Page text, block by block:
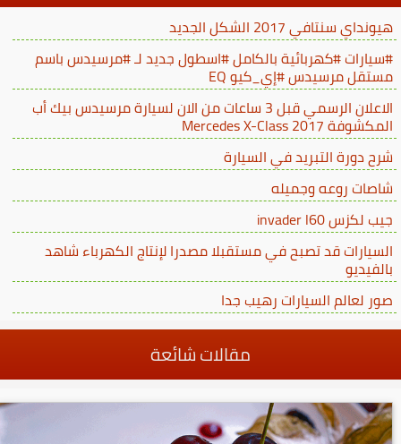
هيونداي سنتافي 2017 الشكل الجديد
#سيارات #كهربائية بالكامل #اسطول جديد لـ #مرسيدس باسم
مستقل مرسيدس #إي_كيو EQ
الاعلان الرسمي قبل 3 ساعات من الان لسيارة مرسيدس بيك أب
المكشوفة Mercedes X-Class 2017
شرح دورة التبريد في السيارة
شاصات روعه وجميله
جيب لكزس invader l60
السيارات قد تصبح في مستقبلا مصدرا لإنتاج الكهرباء شاهد
بالفيديو
صور لعالم السيارات رهيب جدا
مقالات شائعة